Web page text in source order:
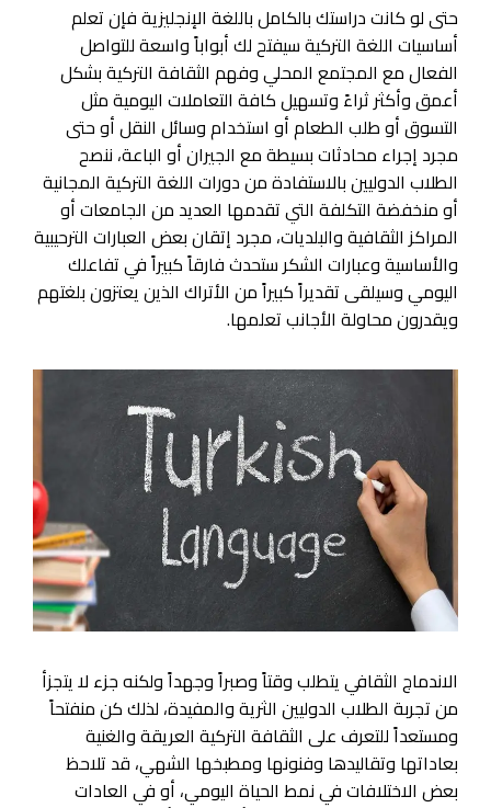
حتى لو كانت دراستك بالكامل باللغة الإنجليزية فإن تعلم
أساسيات اللغة التركية سيفتح لك أبواباً واسعة للتواصل
الفعال مع المجتمع المحلي وفهم الثقافة التركية بشكل
أعمق وأكثر ثراءً وتسهيل كافة التعاملات اليومية مثل
التسوق أو طلب الطعام أو استخدام وسائل النقل أو حتى
مجرد إجراء محادثات بسيطة مع الجيران أو الباعة، ننصح
الطلاب الدوليين بالاستفادة من دورات اللغة التركية المجانية
أو منخفضة التكلفة التي تقدمها العديد من الجامعات أو
المراكز الثقافية والبلديات، مجرد إتقان بعض العبارات الترحيبية
والأساسية وعبارات الشكر ستحدث فارقاً كبيراً في تفاعلك
اليومي وسيلقى تقديراً كبيراً من الأتراك الذين يعتزون بلغتهم
ويقدرون محاولة الأجانب تعلمها.
الاندماج الثقافي يتطلب وقتاً وصبراً وجهداً ولكنه جزء لا يتجزأ
من تجربة الطلاب الدوليين الثرية والمفيدة، لذلك كن منفتحاً
ومستعداً للتعرف على الثقافة التركية العريقة والغنية
بعاداتها وتقاليدها وفنونها ومطبخها الشهي، قد تلاحظ
بعض الاختلافات في نمط الحياة اليومي، أو في العادات